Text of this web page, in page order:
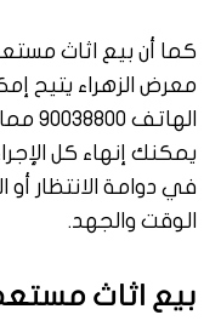
كما أن بيع اثاث
معرض الزهراء يتيح
يمكنك إنهاء كل
في دوامة الانتظار
الوقت والجهد.
بيع اثاث